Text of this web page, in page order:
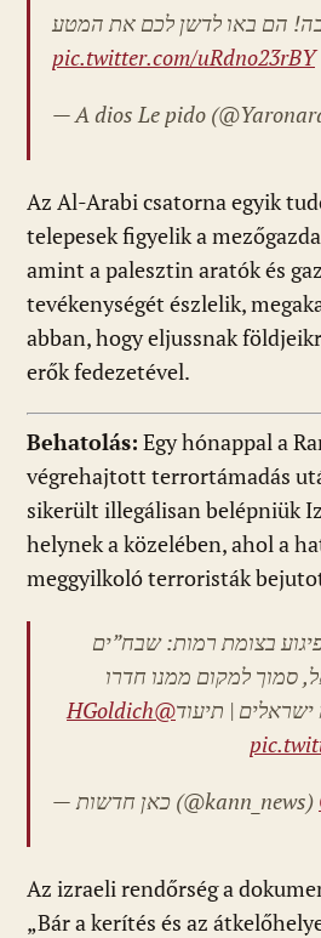
pic.twitter.com/uRdno23rBY
— A dios Le pido
Az Al-Arabi csatorna egyik
telepesek figyelik a
amint a palesztin aratók és
tevékenységét észlelik,
abban, hogy eljussnak
erők fedezetével.
Behatolás: Egy hónappal a
végrehajtott terrortámadás
sikerült illegálisan belépniük
helynek a közelében, ahol a
meggyilkoló terroristák
בצומת רמות: שבח”ים
סמוך למקום ממנו חדרו
| תיעוד@HGoldich
— כאן חדשות (@kann_news)
Az izraeli rendőrség a
„Bár a kerítés és az